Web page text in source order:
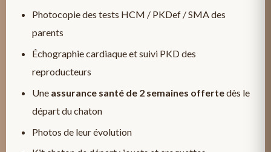
Photocopie des tests HCM / PKDef / SMA des
parents
Échographie cardiaque et suivi PKD des
reproducteurs
Une assurance santé de 2 semaines offertedès le
départ du chaton
Photos de leur évolution